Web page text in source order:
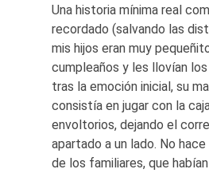
Una historia mínima real
recordado (salvando las
mis hijos eran muy
cumpleaños y les llovían
tras la emoción inicial, su
consistía en jugar con la
envoltorios, dejando el
apartado a un lado. No
de los familiares, que